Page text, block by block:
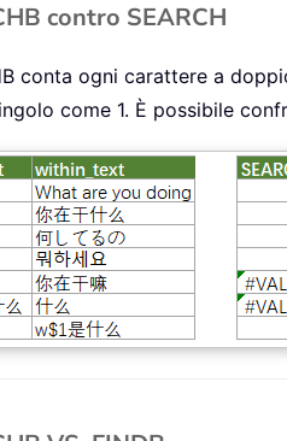
contro SEARCH
conta ogni carattere a
come 1. È possibile